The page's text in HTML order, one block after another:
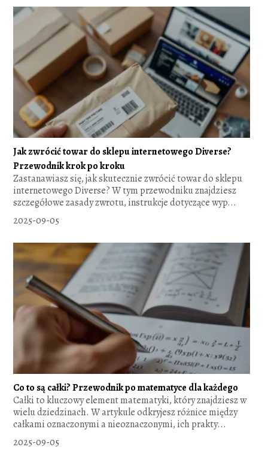
Jak zwrócić towar do sklepu internetowego Diverse?
Przewodnik krok po kroku
Zastanawiasz się, jak skutecznie zwrócić towar do sklepu
internetowego Diverse? W tym przewodniku znajdziesz
szczegółowe zasady zwrotu, instrukcje dotyczące wyp...
2025-09-05
Co to są całki? Przewodnik po matematyce dla każdego
Całki to kluczowy element matematyki, który znajdziesz w
wielu dziedzinach. W artykule odkryjesz różnice między
całkami oznaczonymi a nieoznaczonymi, ich prakty...
2025-09-05